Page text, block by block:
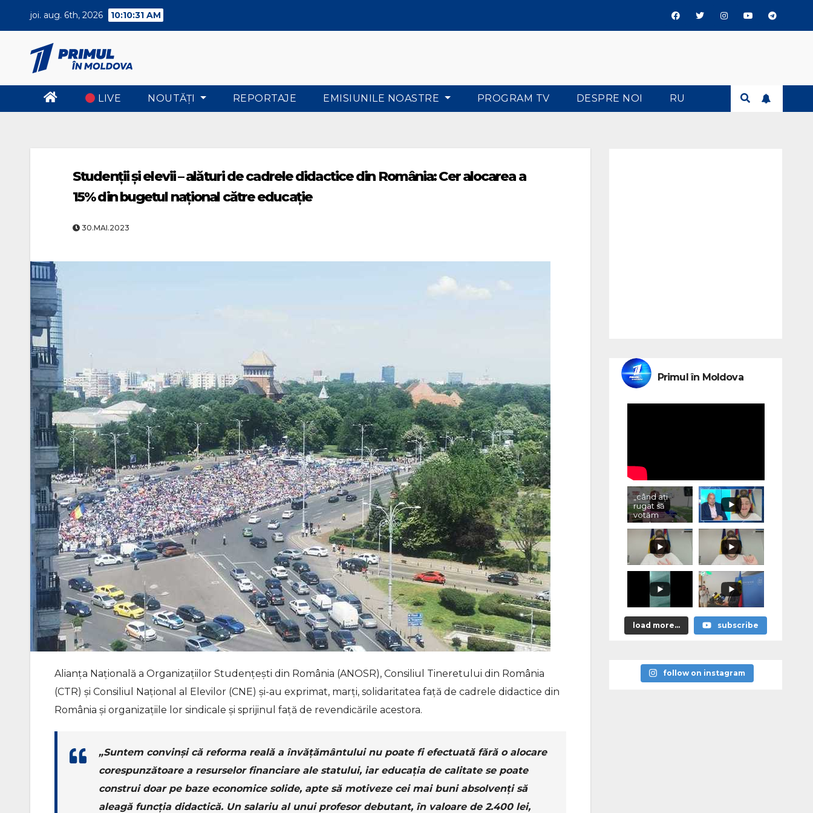
joi. aug. 6th, 2026 10:10:32 AM
LIVE NOUTĂŢI REPORTAJE EMISIUNILE NOASTRE PROGRAM TV DESPRE NOI RU
Studenții și elevii – alături de cadrele didactice din România: Cer alocarea a
15% din bugetul naţional către educaţie
30.MAI.2023
Alianţa Naţională a Organizaţiilor Studenţeşti din România (ANOSR), Consiliul Tineretului din România
(CTR) şi Consiliul Naţional al Elevilor (CNE) şi-au exprimat, marţi, solidaritatea faţă de cadrele didactice din
România şi organizaţiile lor sindicale şi sprijinul faţă de revendicările acestora.
„Suntem convinşi că reforma reală a învăţământului nu poate fi efectuată fără o alocare
corespunzătoare a resurselor financiare ale statului, iar educaţia de calitate se poate
construi doar pe baze economice solide, apte să motiveze cei mai buni absolvenţi să
aleagă funcţia didactică. Un salariu al unui profesor debutant, în valoare de 2.400 lei,
Primul în Moldova
„când ați
rugat să
votăm
pentru voi,
ce ați
promis?"
load more... subscribe
follow on instagram